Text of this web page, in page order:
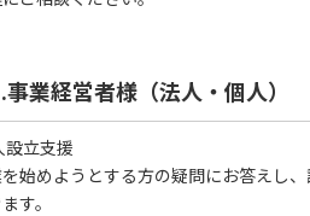
業経営者様（法人・個人）
立支援
始めようとする方の疑問にお答えし
す。